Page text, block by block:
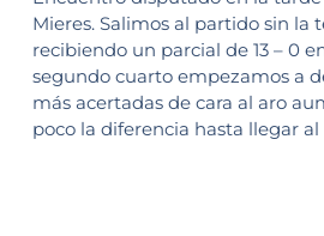
Mieres. Salimos al partido sin la
recibiendo un parcial de 13 – 0
segundo cuarto empezamos a
más acertadas de cara al aro
poco la diferencia hasta llegar